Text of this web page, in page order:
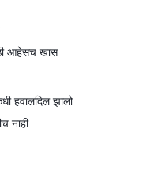
आहेसच खास
हवालदिल झालो
नाही